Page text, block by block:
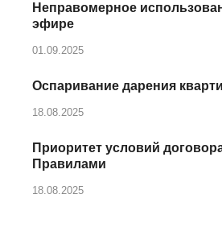
Неправомерное
эфире
01.09.2025
Оспаривание дарения
18.08.2025
Приоритет условий
Правилами
18.08.2025